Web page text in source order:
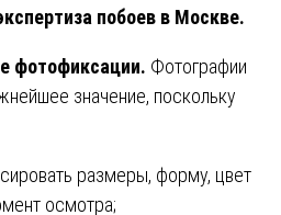
побоев в Москве.
фотофиксации. Фотографии
значение, поскольку
размеры, форму, цвет
осмотра;